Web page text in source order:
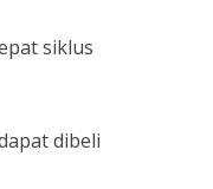
siklus
dibeli